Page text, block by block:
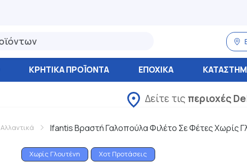
ΚΡΗΤΙΚΑ ΠΡΟΪΟΝΤΑ ΕΠΟΧΙΚΑ
Δείτε τις περιοχές
Αλλαντικά Ifantis Βραστή Γαλοπούλα Φιλέτο Σε Φέτες Χωρίς
Χωρίς Γλουτένη Χοτ Προτάσεις